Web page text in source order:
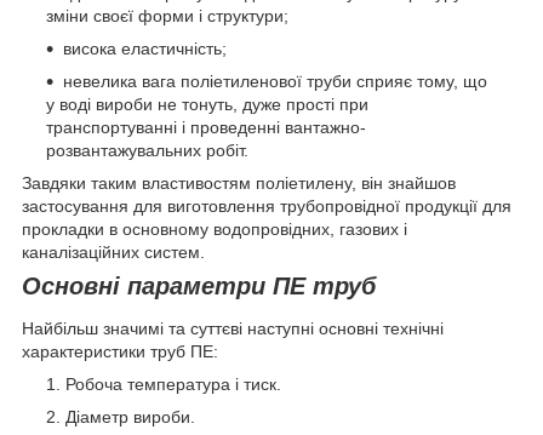
зміни своєї форми і структури;
висока еластичність;
невелика вага поліетиленової труби сприяє тому, що
у воді вироби не тонуть, дуже прості при
транспортуванні і проведенні вантажно-
розвантажувальних робіт.
Завдяки таким властивостям поліетилену, він знайшов
застосування для виготовлення трубопровідної продукції для
прокладки в основному водопровідних, газових і
каналізаційних систем.
Основні параметри ПЕ труб
Найбільш значимі та суттєві наступні основні технічні
характеристики труб ПЕ:
Робоча температура і тиск.
Діаметр вироби.